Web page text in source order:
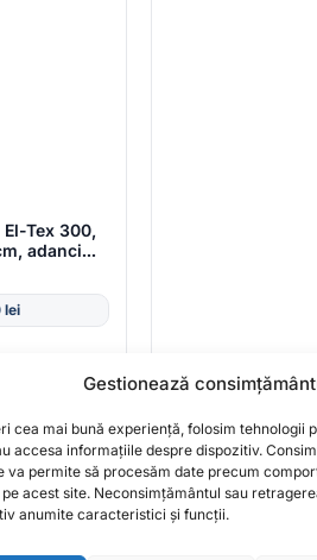
Gestionează
cea mai bună experiență, folosim tehnologii
accesa informațiile despre dispozitiv.
va permite să procesăm date precum
acest site. Neconsimțământul sau
anumite caracteristici și funcții.
Tex 300,
adancime
lei
Consultanță de
Contact